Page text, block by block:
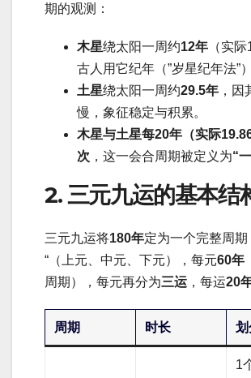
期的观测：
木星绕太阳一周约12年 （实
古人用它纪年（”岁星纪年法”）
土星绕太阳一周约29.5年 ，因
慢，象征稳定与积累。
木星与土星每20年（实际
次 ，这一会合周期被定义为“
2. 三元九运的基本结
三元九运将180年定为一个完整周期
“（上元、中元、下元），每元60年
周期），每元再分为三运 ，每运20
周期 时长 划
1